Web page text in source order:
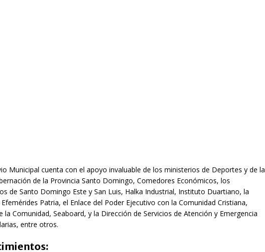
Municipal cuenta con el apoyo invaluable de los ministerios de Deportes y de la
de la Provincia Santo Domingo, Comedores Económicos, los
de Santo Domingo Este y San Luis, Halka Industrial, Instituto Duartiano, la
Patria, el Enlace del Poder Ejecutivo con la Comunidad Cristiana,
la Comunidad, Seaboard, y la Dirección de Servicios de Atención y Emergencia
entre otros.